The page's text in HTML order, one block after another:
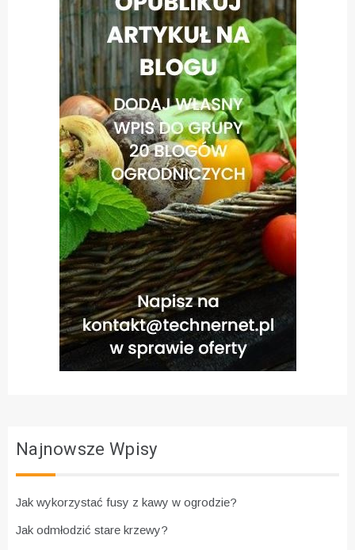
Najnowsze Wpisy
Jak wykorzystać fusy z kawy w ogrodzie?
Jak odmłodzić stare krzewy?